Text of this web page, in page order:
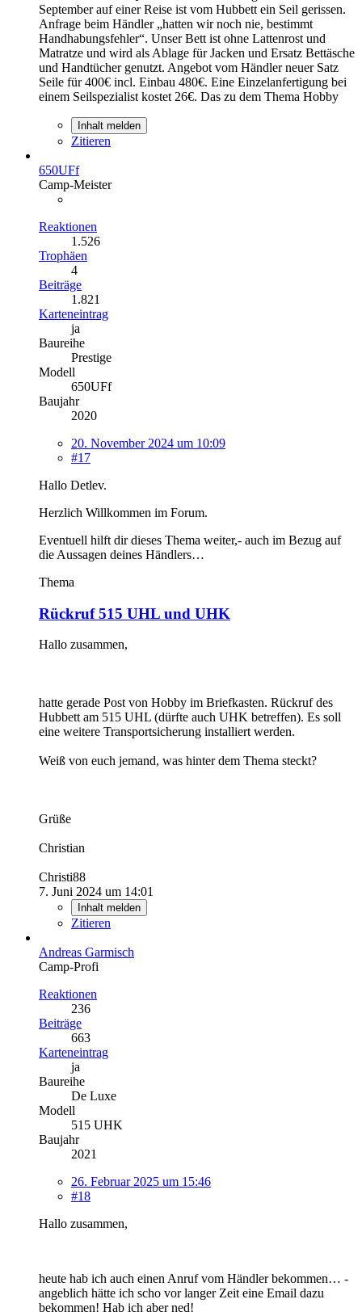
September auf einer Reise ist vom Hubbett ein Seil gerissen.
Anfrage beim Händler „hatten wir noch nie, bestimmt
Handhabungsfehler“. Unser Bett ist ohne Lattenrost und
Matratze und wird als Ablage für Jacken und Ersatz Bettäsche
und Handtücher genutzt. Angebot vom Händler neuer Satz
Seile für 400€ incl. Einbau 480€. Eine Einzelanfertigung bei
einem Seilspezialist kostet 26€. Das zu dem Thema Hobby
Inhalt melden
Zitieren
650UFf
Camp-Meister
Reaktionen
1.526
Trophäen
4
Beiträge
1.821
Karteneintrag
ja
Baureihe
Prestige
Modell
650UFf
Baujahr
2020
20. November 2024 um 10:09
#17
Hallo Detlev.
Herzlich Willkommen im Forum.
Eventuell hilft dir dieses Thema weiter,- auch im Bezug auf
die Aussagen deines Händlers…
Thema
Rückruf 515 UHL und UHK
Hallo zusammen,
hatte gerade Post von Hobby im Briefkasten. Rückruf des
Hubbett am 515 UHL (dürfte auch UHK betreffen). Es soll
eine weitere Transportsicherung installiert werden.
Weiß von euch jemand, was hinter dem Thema steckt?
Grüße
Christian
Christi88
7. Juni 2024 um 14:01
Inhalt melden
Zitieren
Andreas Garmisch
Camp-Profi
Reaktionen
236
Beiträge
663
Karteneintrag
ja
Baureihe
De Luxe
Modell
515 UHK
Baujahr
2021
26. Februar 2025 um 15:46
#18
Hallo zusammen,
heute hab ich auch einen Anruf vom Händler bekommen… -
angeblich hätte ich scho vor langer Zeit eine Email dazu
bekommen! Hab ich aber ned!